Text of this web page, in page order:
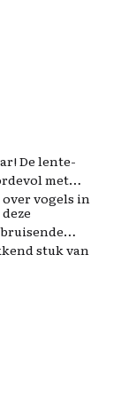
De lente-
met
vogels in
stuk van
was dat, en
de
en
het